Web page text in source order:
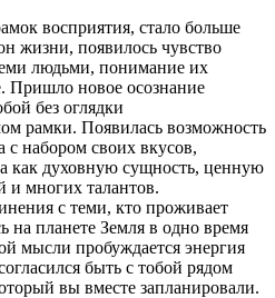
восприятия, стало больше
жизни, появилось чувство
людьми, понимание их
Пришло новое осознание
без оглядки
рамки. Появилась возможность
с набором своих вкусов,
как духовную сущность, ценную
многих талантов.
с теми, кто проживает
на планете Земля в одно время
мысли пробуждается энергия
быть с тобой рядом
вы вместе запланировали.